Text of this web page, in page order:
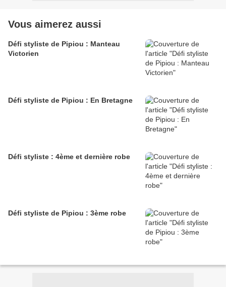
Vous aimerez aussi
Défi styliste de Pipiou : Manteau
Victorien
Défi styliste de Pipiou : En Bretagne
Défi styliste : 4ème et dernière robe
Défi styliste de Pipiou : 3ème robe